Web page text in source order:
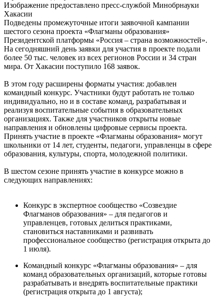
Изображение предоставлено пресс-службой Минобрнауки
Хакасии
Подведены промежуточные итоги заявочной кампании
шестого сезона проекта «Флагманы образования»
Президентской платформы «Россия – страна возможностей».
На сегодняшний день заявки для участия в проекте подали
более 50 тыс. человек из всех регионов России и 34 стран
мира. От Хакасии поступило 168 заявок.
В этом году расширены форматы участия: добавлен
командный конкурс. Участники будут работать не только
индивидуально, но и в составе команд, разрабатывая и
реализуя воспитательные события в образовательных
организациях. Также для участников открыты новые
направления и обновлены цифровые сервисы проекта.
Принять участие в проекте «Флагманы образования» могут
школьники от 14 лет, студенты, педагоги, управленцы в сфере
образования, культуры, спорта, молодежной политики.
В шестом сезоне принять участие в конкурсе можно в
следующих направлениях:
Конкурс в экспертное сообщество «Созвездие
Флагманов образования» – для педагогов и
управленцев, готовых делиться практиками,
становиться наставниками и развивать
профессиональное сообщество (регистрация открыта до
1 июля).
Командный конкурс «Флагманы образования» – для
команд образовательных организаций, которые готовы
разрабатывать и внедрять воспитательные практики
(регистрация открыта до 1 августа);